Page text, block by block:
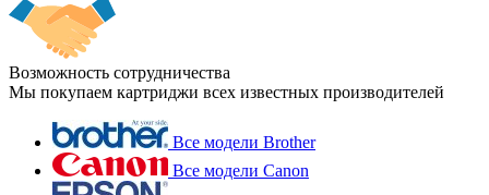
Возможность сотрудничества
Мы покупаем картриджи всех известных производителей
Все модели Brother
Все модели Canon